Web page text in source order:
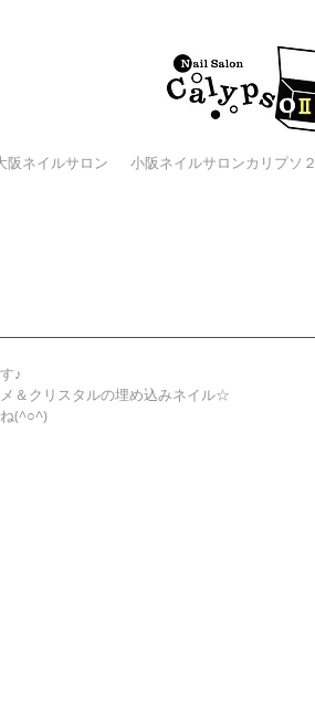
阪ネイルサロン 小阪ネイルサロンカリプソ２
♪
＆クリスタルの埋め込みネイル☆
(^○^)